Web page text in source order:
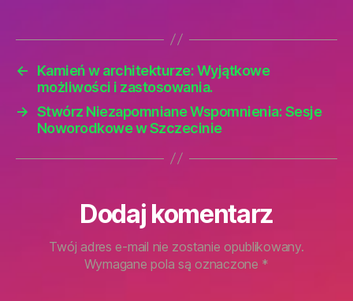
←
Kamień w architekturze: Wyjątkowe
możliwości i zastosowania.
→ Stwórz Niezapomniane Wspomnienia: Sesje
Noworodkowe w Szczecinie
Dodaj komentarz
Twój adres e-mail nie zostanie opublikowany.
Wymagane pola są oznaczone *